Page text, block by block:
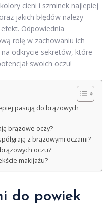
cieni i szminek najlepiej
jakich błędów należy
Odpowiednia
rolę w zachowaniu ich
odkrycie sekretów, które
swoich oczu!
pasują do brązowych
brązowe oczy?
z brązowymi oczami?
oczu?
makijażu?
do powiek